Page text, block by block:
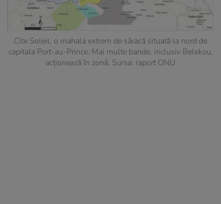
Cite Soleil, o mahala extrem de săracă situată la nord de
capitala Port-au-Prince. Mai multe bande, inclusiv Belekou,
acționează în zonă. Sursa: raport ONU